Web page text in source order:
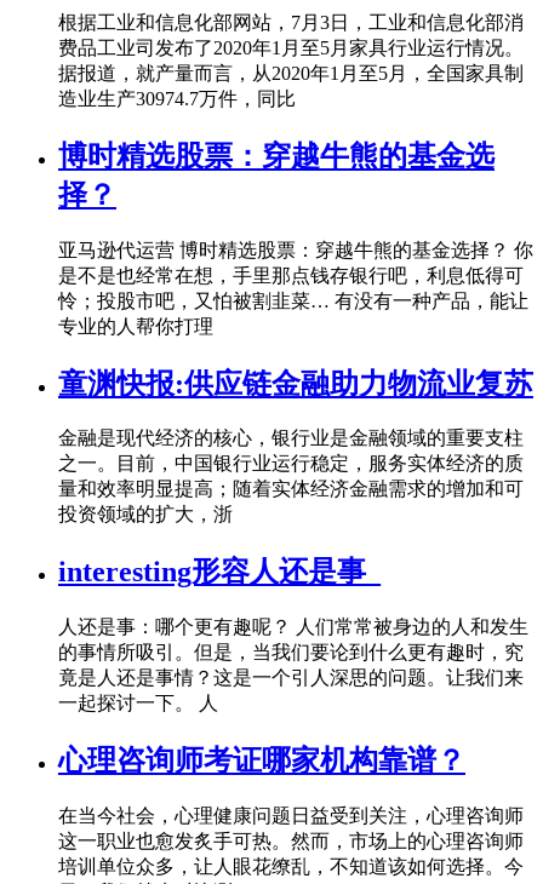
根据工业和信息化部网站，7月3日，工业和信息化部消
费品工业司发布了2020年1月至5月家具行业运行情况。
据报道，就产量而言，从2020年1月至5月，全国家具制
造业生产30974.7万件，同比
博时精选股票：穿越牛熊的基金选
择？
亚马逊代运营 博时精选股票：穿越牛熊的基金选择？ 你
是不是也经常在想，手里那点钱存银行吧，利息低得可
怜；投股市吧，又怕被割韭菜… 有没有一种产品，能让
专业的人帮你打理
童渊快报:供应链金融助力物流业复苏
金融是现代经济的核心，银行业是金融领域的重要支柱
之一。目前，中国银行业运行稳定，服务实体经济的质
量和效率明显提高；随着实体经济金融需求的增加和可
投资领域的扩大，浙
interesting形容人还是事_
人还是事：哪个更有趣呢？ 人们常常被身边的人和发生
的事情所吸引。但是，当我们要论到什么更有趣时，究
竟是人还是事情？这是一个引人深思的问题。让我们来
一起探讨一下。 人
心理咨询师考证哪家机构靠谱？
在当今社会，心理健康问题日益受到关注，心理咨询师
这一职业也愈发炙手可热。然而，市场上的心理咨询师
培训单位众多，让人眼花缭乱，不知道该如何选择。今